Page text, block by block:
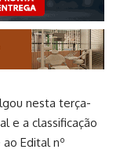
nesta terça-
e a classificação
Edital nº